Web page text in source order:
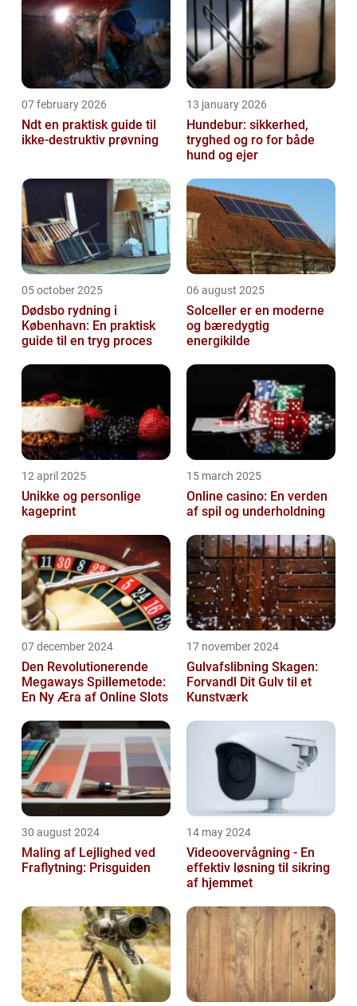
07 february 2026
Ndt en praktisk guide til
ikke-destruktiv prøvning
13 january 2026
Hundebur: sikkerhed,
tryghed og ro for både
hund og ejer
05 october 2025
Dødsbo rydning i
København: En praktisk
guide til en tryg proces
06 august 2025
Solceller er en moderne
og bæredygtig
energikilde
12 april 2025
Unikke og personlige
kageprint
15 march 2025
Online casino: En verden
af spil og underholdning
07 december 2024
Den Revolutionerende
Megaways Spillemetode:
En Ny Æra af Online Slots
17 november 2024
Gulvafslibning Skagen:
Forvandl Dit Gulv til et
Kunstværk
30 august 2024
Maling af Lejlighed ved
Fraflytning: Prisguiden
14 may 2024
Videoovervågning - En
effektiv løsning til sikring
af hjemmet